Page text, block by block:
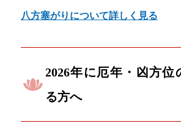
八方塞がりについて詳しく見る
2026年に厄年・凶方位
る方へ